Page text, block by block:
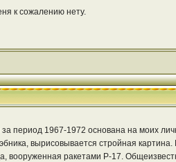
к сожалению нету.
период 1967-1972 основана на моих
вырисовывается стройная
вооруженная ракетами Р-17.